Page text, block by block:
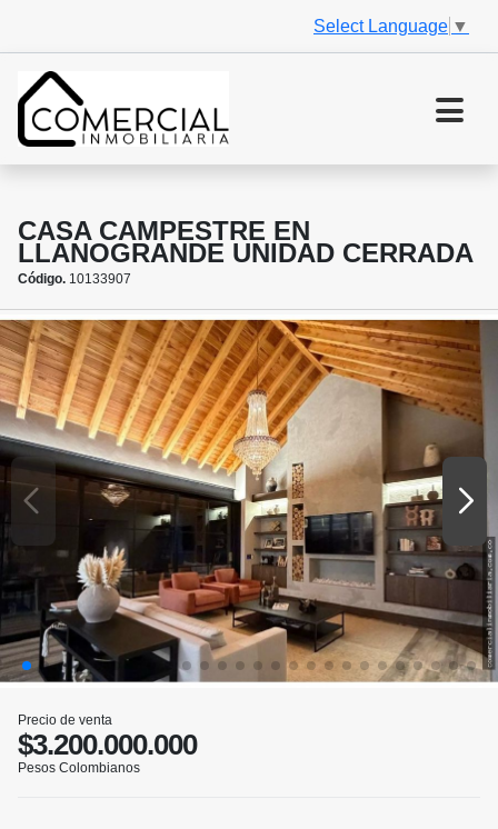
Select Language ▼
CASA CAMPESTRE EN
LLANOGRANDE UNIDAD CERRADA
Código. 10133907
Precio de venta
$3.200.000.000
Pesos Colombianos